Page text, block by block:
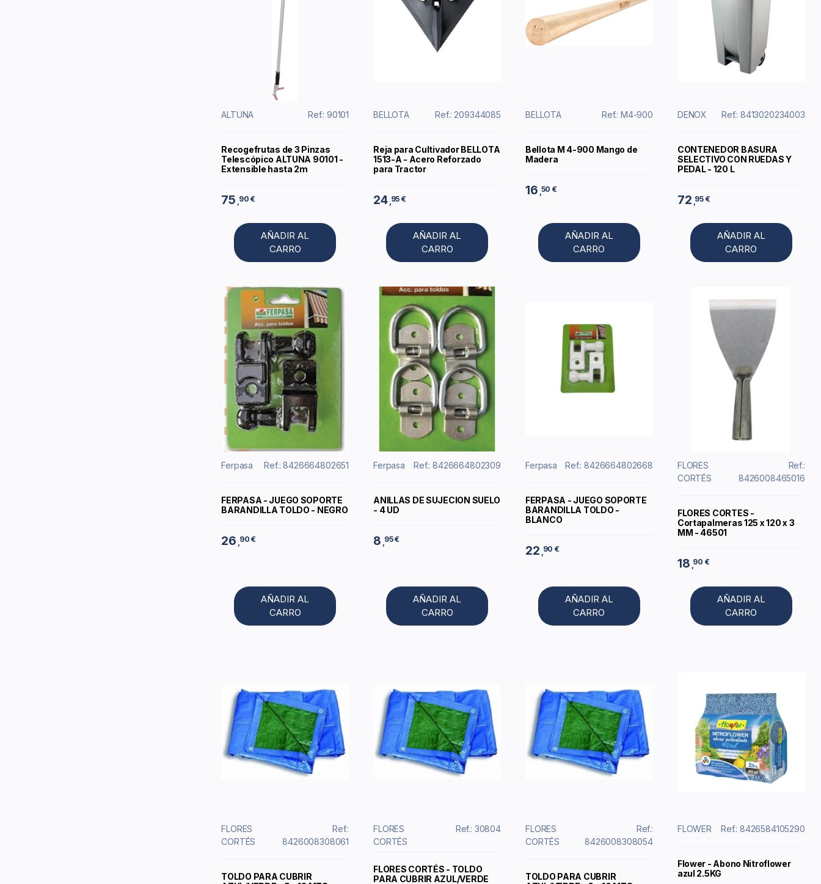
ALTUNA Ref.: 90101
Recogefrutas de 3 Pinzas
Telescópico ALTUNA 90101 -
Extensible hasta 2m
75 ,90 €
AÑADIR AL
CARRO
BELLOTA Ref.: 209344085
Reja para Cultivador BELLOTA
1513-A - Acero Reforzado
para Tractor
24 ,95 €
AÑADIR AL
CARRO
BELLOTA Ref.: M4-900
Bellota M 4-900 Mango de
Madera
16 ,50 €
AÑADIR AL
CARRO
DENOX Ref.: 8413020234003
CONTENEDOR BASURA
SELECTIVO CON RUEDAS Y
PEDAL - 120 L
72 ,95 €
AÑADIR AL
CARRO
Ferpasa Ref.: 8426664802651
FERPASA - JUEGO SOPORTE
BARANDILLA TOLDO - NEGRO
26 ,90 €
AÑADIR AL
CARRO
Ferpasa Ref.: 8426664802309
ANILLAS DE SUJECION SUELO
- 4 UD
8 ,95 €
AÑADIR AL
CARRO
Ferpasa Ref.: 8426664802668
FERPASA - JUEGO SOPORTE
BARANDILLA TOLDO -
BLANCO
22 ,90 €
AÑADIR AL
CARRO
FLORES
CORTÉS
Ref.:
8426008465016
FLORES CORTES -
Cortapalmeras 125 x 120 x 3
MM - 46501
18 ,90 €
AÑADIR AL
CARRO
FLORES
CORTÉS
Ref.:
8426008308061
TOLDO PARA CUBRIR
FLORES
CORTÉS
Ref.: 30804
FLORES CORTÉS - TOLDO
PARA CUBRIR AZUL/VERDE
FLORES
CORTÉS
Ref.:
8426008308054
TOLDO PARA CUBRIR
FLOWER Ref.: 8426584105290
Flower - Abono Nitroflower
azul 2.5KG